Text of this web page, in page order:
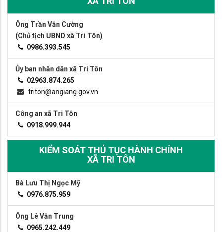
Ông Trần Văn Cường
(Chủ tịch UBND xã Tri Tôn)
0986.393.545
Ủy ban nhân dân xã Tri Tôn
02963.874.265
triton@angiang.gov.vn
Công an xã Tri Tôn
0918.999.944
KIỂM SOÁT THỦ TỤC HÀNH CHÍNH
XÃ TRI TÔN
Bà Lưu Thị Ngọc Mỹ
0976.875.959
Ông Lê Văn Trung
0965.242.449